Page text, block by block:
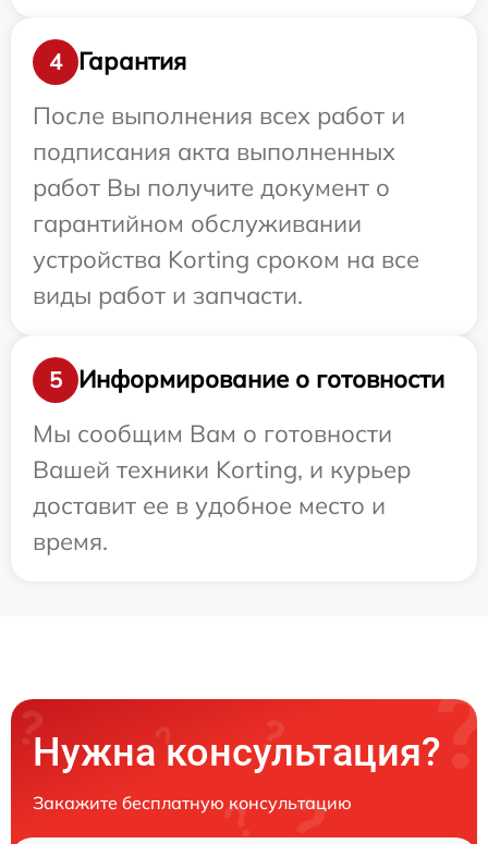
4
Гарантия
После выполнения всех работ и
подписания акта выполненных
работ Вы получите документ о
гарантийном обслуживании
устройства Korting сроком на все
виды работ и запчасти.
5
Информирование о готовности
Мы сообщим Вам о готовности
Вашей техники Korting, и курьер
доставит ее в удобное место и
время.
Нужна консультация?
Закажите бесплатную консультацию